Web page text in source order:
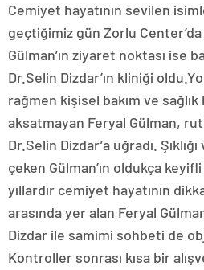
Cemiyet hayatının sevilen
geçtiğimiz gün Zorlu
Gülman’ın ziyaret noktası ise
Dr.Selin Dizdar’ın kliniği
rağmen kişisel bakım ve
aksatmayan Feryal Gülman,
Dr.Selin Dizdar’a uğradı.
çeken Gülman’ın oldukça
yıllardır cemiyet hayatının
arasında yer alan Feryal
Dizdar ile samimi sohbeti de
Kontroller sonrası kısa bir